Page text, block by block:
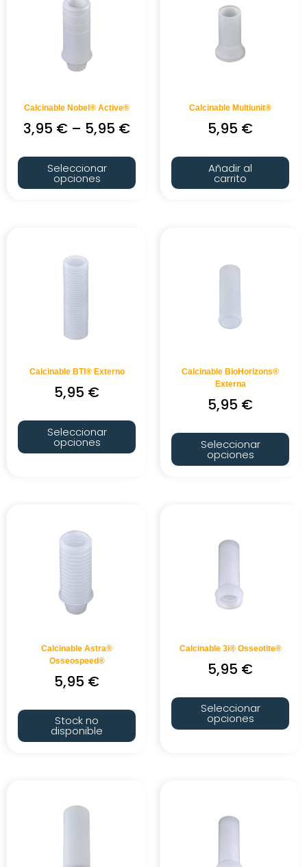
Calcinable Nobel® Active®
3,95 € – 5,95 €
Seleccionar
opciones
Calcinable Multiunit®
5,95 €
Añadir al
carrito
Calcinable BTI® Externo
5,95 €
Seleccionar
opciones
Calcinable BioHorizons®
Externa
5,95 €
Seleccionar
opciones
Calcinable Astra®
Osseospeed®
5,95 €
Stock no
disponible
Calcinable 3i® Osseotite®
5,95 €
Seleccionar
opciones